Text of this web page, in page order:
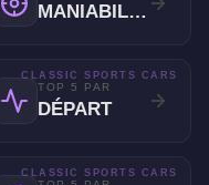
MANIABILITÉ
TOP 5 PAR
DÉPART
CLASSIC SPORTS CARS
CLASSIC SPORTS CARS